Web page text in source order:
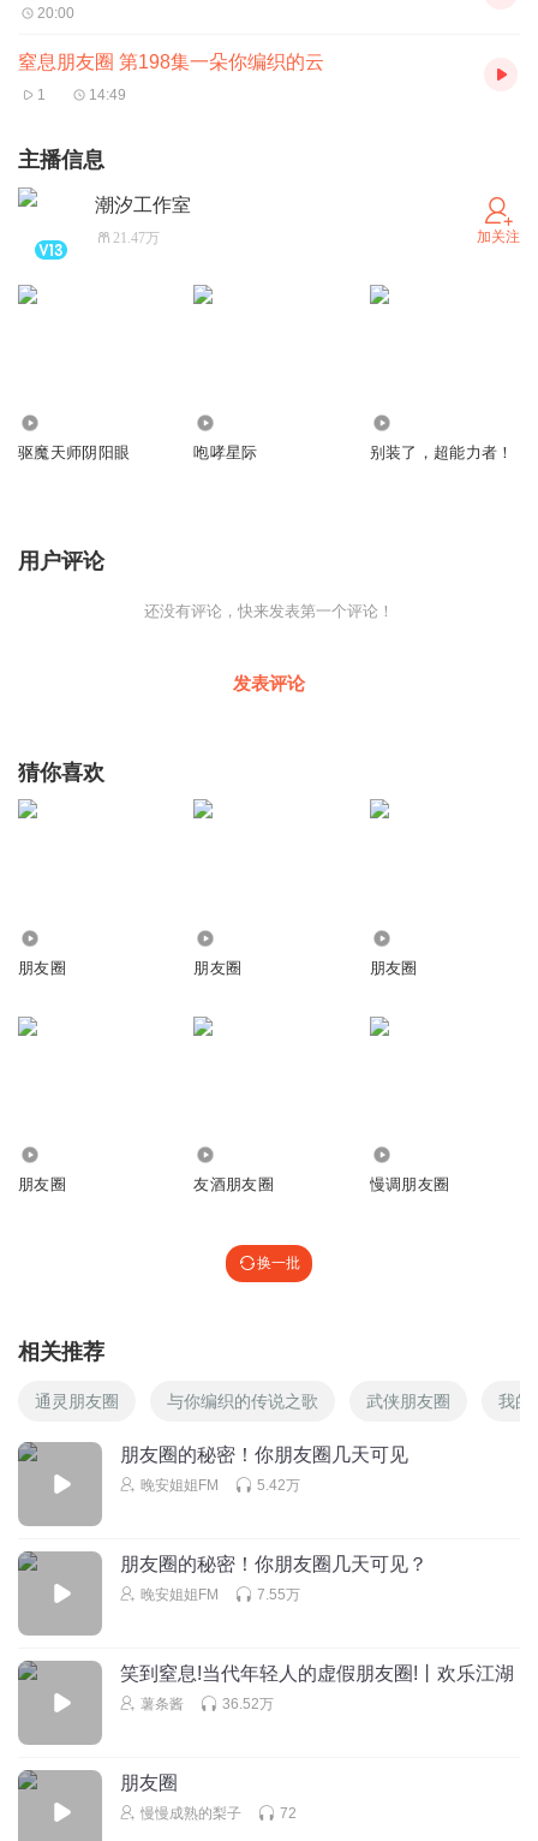
20:00
窒息朋友圈 第198集一朵你编织的云
1 14:49
主播信息
潮汐工作室
21.47万 加关注
驱魔天师阴阳眼 咆哮星际 别装了，超能力者！
用户评论
还没有评论，快来发表第一个评论！
发表评论
猜你喜欢
朋友圈 朋友圈 朋友圈
朋友圈 友酒朋友圈 慢调朋友圈
换一批
相关推荐
通灵朋友圈 与你编织的传说之歌 武侠朋友圈 我的
朋友圈的秘密！你朋友圈几天可见
晚安姐姐FM 5.42万
朋友圈的秘密！你朋友圈几天可见？
晚安姐姐FM 7.55万
笑到窒息!当代年轻人的虚假朋友圈!丨欢乐江湖
薯条酱 36.52万
朋友圈
慢慢成熟的梨子 72